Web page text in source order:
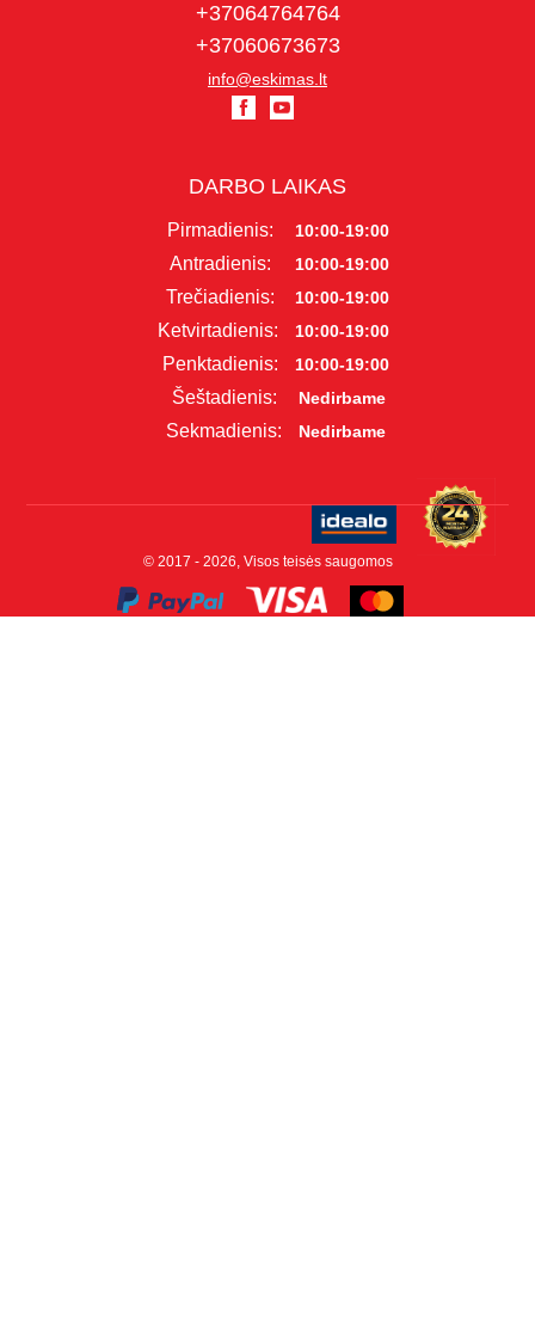
+37064764764
+37060673673
info@eskimas.lt
DARBO LAIKAS
Pirmadienis: 10:00-19:00
Antradienis: 10:00-19:00
Trečiadienis: 10:00-19:00
Ketvirtadienis: 10:00-19:00
Penktadienis: 10:00-19:00
Šeštadienis: Nedirbame
Sekmadienis: Nedirbame
© 2017 - 2026, Visos teisės saugomos